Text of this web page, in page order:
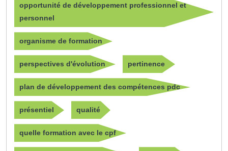
opportunité de développement professionnel et
personnel
organisme de formation
perspectives d'évolution pertinence
plan de développement des compétences pdc
présentiel qualité
quelle formation avec le cpf